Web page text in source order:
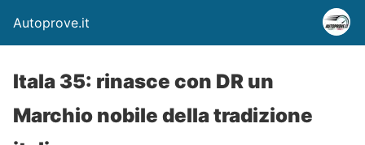
Autoprove.it
Itala 35: rinasce con DR un
Marchio nobile della tradizione